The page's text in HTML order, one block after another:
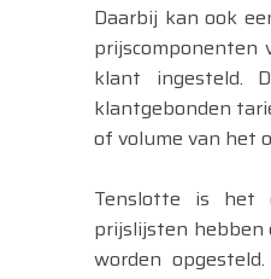
Daarbij kan ook
prijscomponenten
klant ingesteld.
klantgebonden
of volume van het
Tenslotte is het
prijslijsten
worden